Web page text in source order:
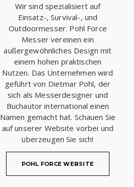
Wir sind spezialisiert auf
Einsatz-, Survival-, und
Outdoormesser. Pohl Force
Messer vereinen ein
außergewöhnliches Design mit
einem hohen praktischen
Nutzen. Das Unternehmen wird
geführt von Dietmar Pohl, der
sich als Messerdesigner und
Buchautor international einen
Namen gemacht hat. Schauen Sie
auf unserer Website vorbei und
überzeugen Sie sich!
POHL FORCE WEBSITE